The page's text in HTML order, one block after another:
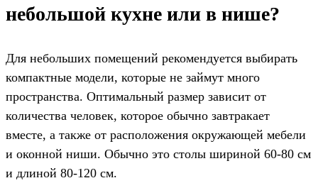
небольшой кухне или в нише?
Для небольших помещений рекомендуется выбирать
компактные модели, которые не займут много
пространства. Оптимальный размер зависит от
количества человек, которое обычно завтракает
вместе, а также от расположения окружающей мебели
и оконной ниши. Обычно это столы шириной 60-80 см
и длиной 80-120 см.